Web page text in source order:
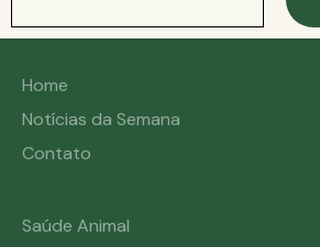
Home
Notícias da Semana
Contato
Saúde Animal